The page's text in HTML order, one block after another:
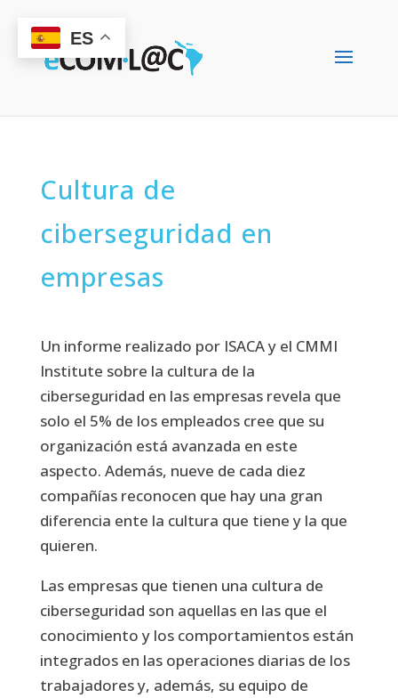
Cultura de
ciberseguridad en
empresas
Un informe realizado por ISACA y el CMMI
Institute sobre la cultura de la
ciberseguridad en las empresas revela que
solo el 5% de los empleados cree que su
organización está avanzada en este
aspecto. Además, nueve de cada diez
compañías reconocen que hay una gran
diferencia ente la cultura que tiene y la que
quieren.
Las empresas que tienen una cultura de
ciberseguridad son aquellas en las que el
conocimiento y los comportamientos están
integrados en las operaciones diarias de los
trabajadores y, además, su equipo de
ES